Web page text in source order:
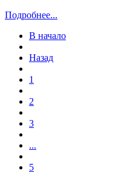
Подробнее...
В начало
Назад
1
2
3
...
5